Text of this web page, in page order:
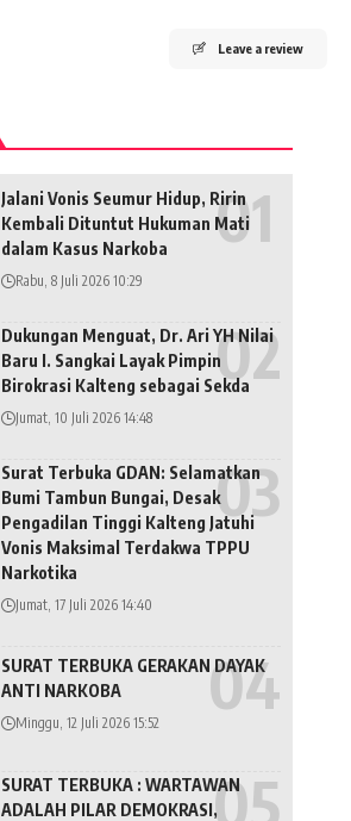
Leave a review
Jalani Vonis Seumur Hidup, Ririn
Kembali Dituntut Hukuman Mati
dalam Kasus Narkoba
Rabu, 8 Juli 2026 10:29
Dukungan Menguat, Dr. Ari YH Nilai
Baru I. Sangkai Layak Pimpin
Birokrasi Kalteng sebagai Sekda
Jumat, 10 Juli 2026 14:48
Surat Terbuka GDAN: Selamatkan
Bumi Tambun Bungai, Desak
Pengadilan Tinggi Kalteng Jatuhi
Vonis Maksimal Terdakwa TPPU
Narkotika
Jumat, 17 Juli 2026 14:40
SURAT TERBUKA GERAKAN DAYAK
ANTI NARKOBA
Minggu, 12 Juli 2026 15:52
SURAT TERBUKA : WARTAWAN
ADALAH PILAR DEMOKRASI,